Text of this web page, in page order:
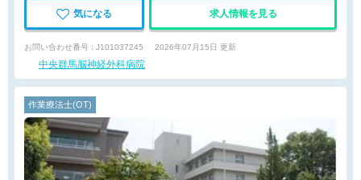
気になる 求人情報を見る
お問い合わせ番号 : J101037245 2026年07月15日 更新
中央群馬脳神経外科病院
作業療法士(OT)